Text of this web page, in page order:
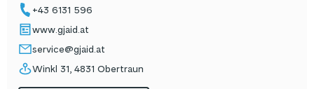
+43 6131 596
www.gjaid.at
service@gjaid.at
Winkl 31, 4831 Obertraun